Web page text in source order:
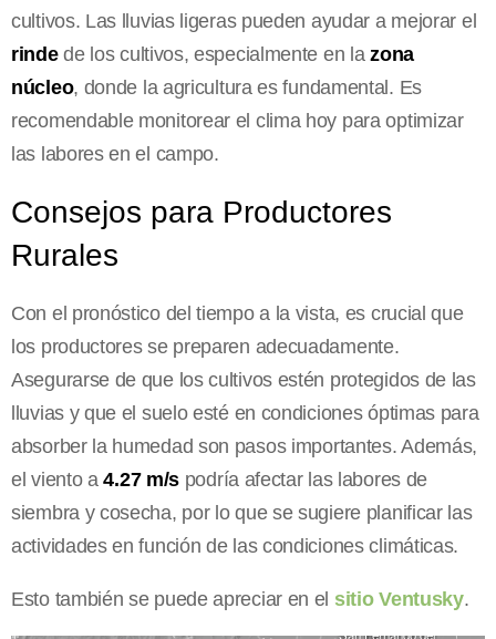
cultivos. Las lluvias ligeras pueden ayudar a mejorar el
rindede los cultivos, especialmente en lazona
núcleo, donde la agricultura es fundamental. Es
recomendable monitorear el clima hoy para optimizar
las labores en el campo.
Consejos para Productores
Rurales
Con el pronóstico del tiempo a la vista, es crucial que
los productores se preparen adecuadamente.
Asegurarse de que los cultivos estén protegidos de las
lluvias y que el suelo esté en condiciones óptimas para
absorber la humedad son pasos importantes. Además,
el viento a4.27 m/s podría afectar las labores de
siembra y cosecha, por lo que se sugiere planificar las
actividades en función de las condiciones climáticas.
Esto también se puede apreciar en el sitio Ventusky.